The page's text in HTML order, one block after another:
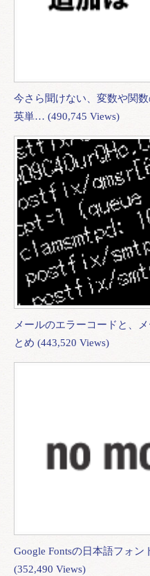
今さら聞けない、変数や関
英単… (490,745 Views)
メールのエラーコードと、
とめ (443,520 Views)
Google Fontsの日本語フォン
(352,490 Views)